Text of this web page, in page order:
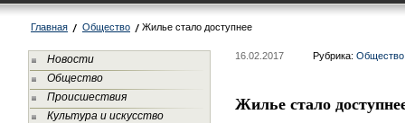
Главная Общество Жилье стало доступнее
Новости
Общество
Происшествия
Культура и искусство
16.02.2017 Рубрика: Общество
Жилье стало